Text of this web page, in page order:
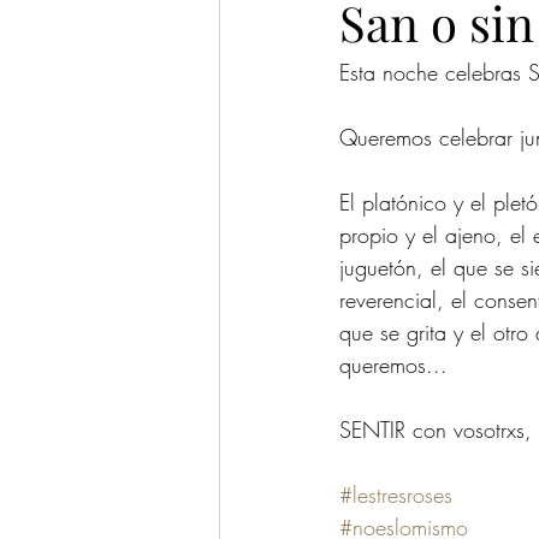
San o
Esta noche celebras
Queremos celebrar
El platónico y el
propio y el ajeno, el
juguetón, el que se
reverencial, el
que se grita y el otro
queremos...
SENTIR con
#lestresroses
#noeslomismo